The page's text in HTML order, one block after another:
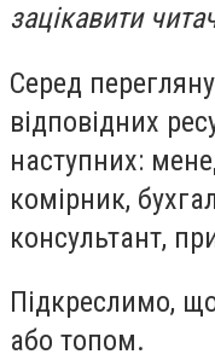
зацікавити
Серед
відповідних
наступних:
комірник,
консультант,
Підкреслимо,
або топом.